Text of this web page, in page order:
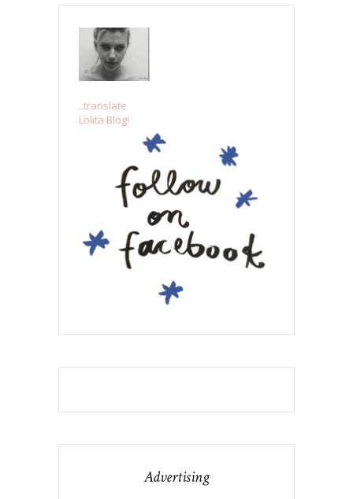
..translate
Lolita Blog!
Advertising